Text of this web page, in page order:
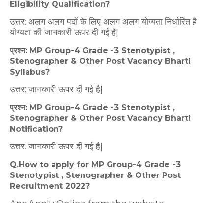
Eligibility Qualification?
उत्तर: अलग अलग पदों के लिए अलग अलग योग्यता निर्धारित है
योग्यता की जानकारी ऊपर दी गई है|
प्रश्न: MP Group-4 Grade -3 Stenotypist ,
Stenographer & Other Post Vacancy Bharti
Syllabus?
उत्तर: जानकारी ऊपर दी गई है|
प्रश्न: MP Group-4 Grade -3 Stenotypist ,
Stenographer & Other Post Vacancy Bharti
Notification?
उत्तर: जानकारी ऊपर दी गई है|
Q.How to apply for MP Group-4 Grade -3
Stenotypist , Stenographer & Other Post
Recruitment 2022?